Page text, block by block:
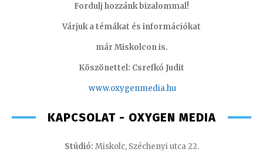
Fordulj hozzánk bizalommal!
Várjuk a témákat és információkat
már Miskolcon is.
Köszönettel: Csrefkó Judit
www.oxygenmedia.hu
KAPCSOLAT - OXYGEN MEDIA
Stúdió: Miskolc, Széchenyi utca 22.